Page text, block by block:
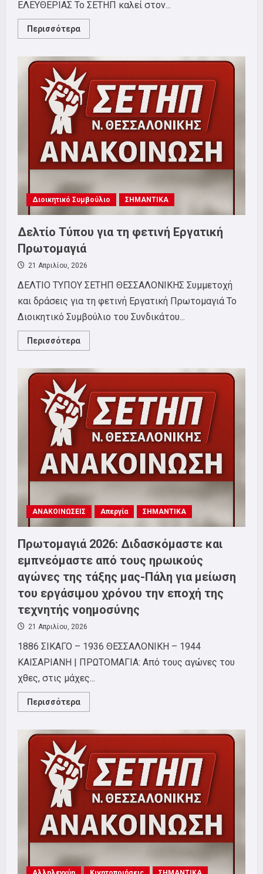
ΕΛΕΥΘΕΡΙΑΣ Το ΣΕΤΗΠ καλεί στον...
Περισσότερα
more
περίπατος
τον
ματωμένο
Μάη
του
36!
Κυριακή
10/5
Διοικητικό Συμβούλιο ΣΗΜΑΝΤΙΚΑ
Δελτίο Τύπου για τη φετινή Εργατική
Πρωτομαγιά
21 Απριλίου, 2026
ΔΕΛΤΙΟ ΤΥΠΟΥ ΣΕΤΗΠ ΘΕΣΣΑΛΟΝΙΚΗΣ Συμμετοχή
και δράσεις για τη φετινή Εργατική Πρωτομαγιά Το
Διοικητικό Συμβούλιο του Συνδικάτου...
Περισσότερα
more
Τύπου
τη
φετινή
Εργατική
Πρωτομαγιά
ΑΝΑΚΟΙΝΩΣΕΙΣ Απεργία ΣΗΜΑΝΤΙΚΑ
Πρωτομαγιά 2026: Διδασκόμαστε και
εμπνεόμαστε από τους ηρωικούς
αγώνες της τάξης μας-Πάλη για μείωση
του εργάσιμου χρόνου την εποχή της
τεχνητής νοημοσύνης
21 Απριλίου, 2026
1886 ΣΙΚΑΓΟ – 1936 ΘΕΣΣΑΛΟΝΙΚΗ – 1944
ΚΑΙΣΑΡΙΑΝΗ | ΠΡΩΤΟΜΑΓΙΑ: Από τους αγώνες του
χθες, στις μάχες...
Περισσότερα
more
2026:
και
εμπνεόμαστε
από
τους
ηρωικούς
αγώνες
μας-
Πάλη
για
μείωση
εργάσιμου
χρόνου